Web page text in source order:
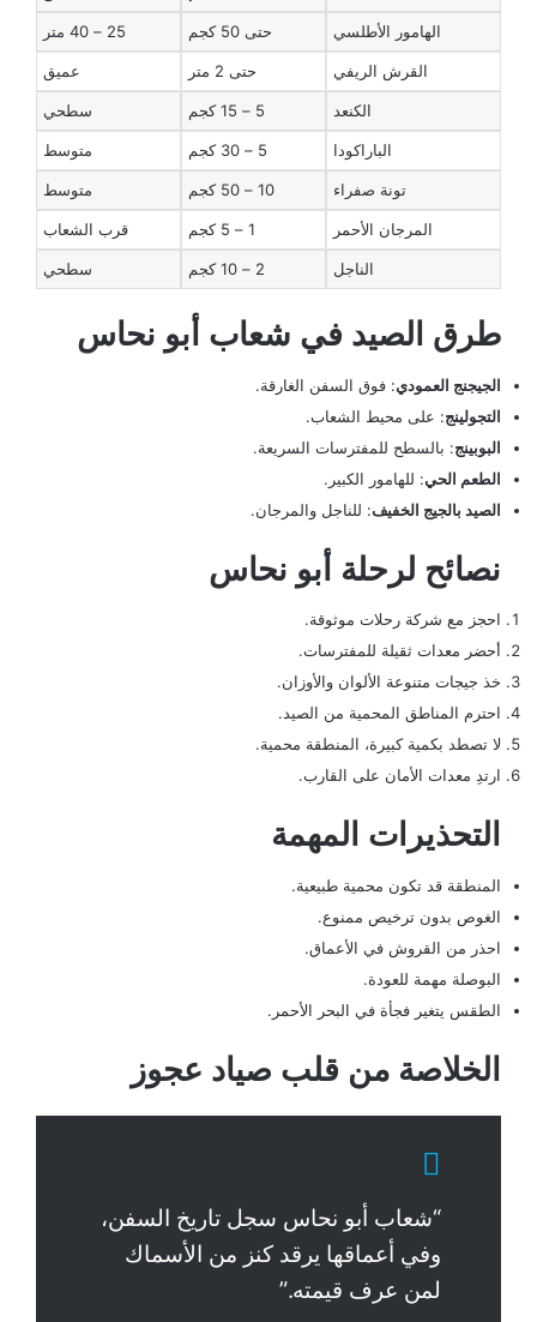
الهامور الأطلسي حتى 50 كجم 25 – 40 متر
القرش الريفي حتى 2 متر عميق
الكنعد 5 – 15 كجم سطحي
الباراكودا 5 – 30 كجم متوسط
تونة صفراء 10 – 50 كجم متوسط
المرجان الأحمر 1 – 5 كجم قرب الشعاب
الناجل 2 – 10 كجم سطحي
طرق الصيد في شعاب أبو نحاس
الجيجنج العمودي: فوق السفن الغارقة.
التجولينج: على محيط الشعاب.
البوبينج: بالسطح للمفترسات السريعة.
الطعم الحي: للهامور الكبير.
الصيد بالجيج الخفيف: للناجل والمرجان.
نصائح لرحلة أبو نحاس
احجز مع شركة رحلات موثوقة.
أحضر معدات ثقيلة للمفترسات.
خذ جيجات متنوعة الألوان والأوزان.
احترم المناطق المحمية من الصيد.
لا تصطد بكمية كبيرة، المنطقة محمية.
ارتدِ معدات الأمان على القارب.
التحذيرات المهمة
المنطقة قد تكون محمية طبيعية.
الغوص بدون ترخيص ممنوع.
احذر من القروش في الأعماق.
البوصلة مهمة للعودة.
الطقس يتغير فجأة في البحر الأحمر.
الخلاصة من قلب صياد عجوز
“شعاب أبو نحاس سجل تاريخ السفن،
وفي أعماقها يرقد كنز من الأسماك
لمن عرف قيمته.”